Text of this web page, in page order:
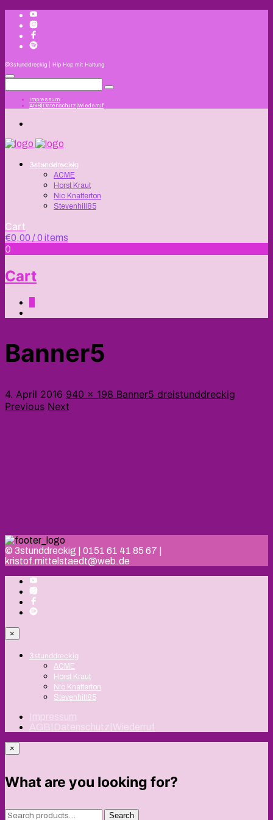
@3stunddreckig | Hip Hop mit Haltung
Impressum
AGB|Datenschutz|Wiederruf
3stunddreckig
ACME
Horst Kraut
Nic Knatterton
Stevenhill85
Cart
€0,00 / 0 items
0
Cart
Banner5
4. April 2016 940 x 198 Banner5 dreistunddreckig
Previous Next
© 3stunddreckig | 0151 61 41 85 67 |
kristof.mittelstaedt@web.de
×
3stunddreckig
ACME
Horst Kraut
Nic Knatterton
Stevenhill85
Impressum
AGB|Datenschutz|Wiederruf
×
What are you looking for?
Search Search